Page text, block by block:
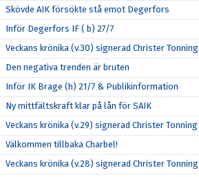
Skövde AIK försökte stå emot Degerfors
Inför Degerfors IF ( b) 27/7
Veckans krönika (v.30) signerad Christer Tonning
Den negativa trenden är bruten
Inför IK Brage (h) 21/7 & Publikinformation
Ny mittfältskraft klar på lån för SAIK
Veckans krönika (v.29) signerad Christer Tonning
Välkommen tillbaka Charbel!
Veckans krönika (v.28) signerad Christer Tonning